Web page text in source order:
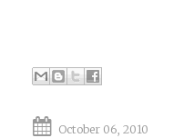
October 06, 2010